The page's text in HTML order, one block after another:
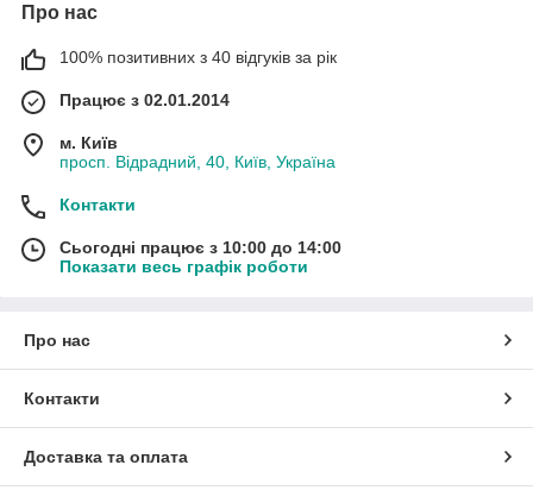
Про нас
100% позитивних з 40 відгуків за рік
Працює з 02.01.2014
м. Київ
просп. Відрадний, 40, Київ, Україна
Контакти
Сьогодні працює з 10:00 до 14:00
Показати весь графік роботи
Про нас
Контакти
Доставка та оплата